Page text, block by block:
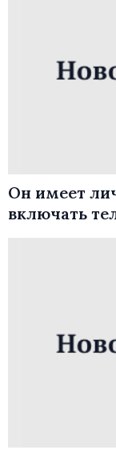
Он имеет
включать